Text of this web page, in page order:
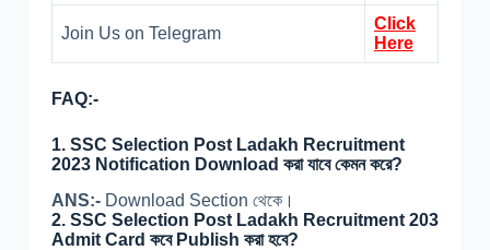
Join Us on Telegram
Click
Here
FAQ:-
1. SSC Selection Post Ladakh Recruitment
2023 Notification Download করা যাবে কেমন করে?
ANS:- Download Section থেকে।
2. SSC Selection Post Ladakh Recruitment 203
Admit Card কবে Publish করা হবে?